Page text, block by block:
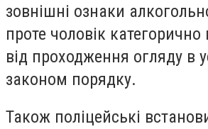
зовнішні ознаки
проте чоловік
від проходження огляду в
законом порядку.
Також поліцейські